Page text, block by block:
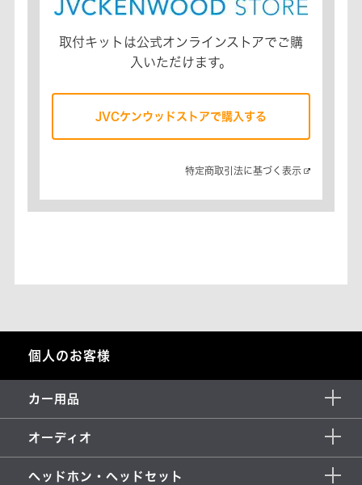
取付キットは公式オンラインストアでご購
入いただけます。
JVCケンウッドストアで購入する
特定商取引法に基づく表示​
個人のお客様
カー用品
オーディオ
ヘッドホン・ヘッドセット